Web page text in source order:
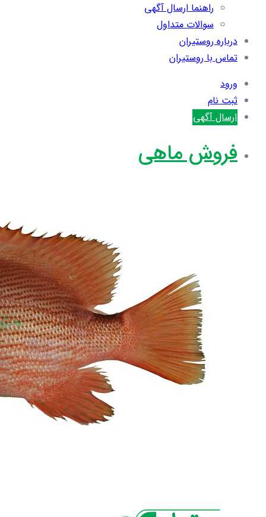
راهنما ارسال آگهی
سوالات متداول
درباره روستیران
تماس با روستیران
ورود
ثبت نام
ارسال آگهی
فروش ماهی